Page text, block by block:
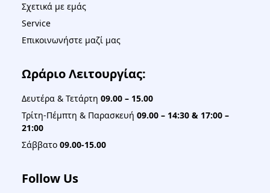
Σχετικά με εμάς
Service
Επικοινωνήστε μαζί μας
Ωράριο Λειτουργίας:
Δευτέρα & Τετάρτη 09.00 – 15.00
Τρίτη-Πέμπτη & Παρασκευή 09.00 – 14:30 & 17:00 –
21:00
Σάββατο 09.00-15.00
Follow Us